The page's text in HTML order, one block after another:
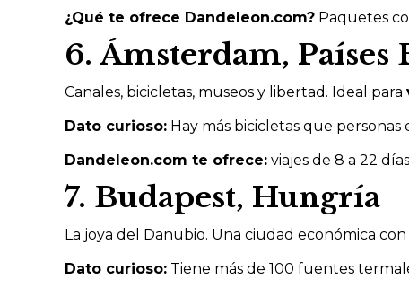
¿Qué te ofrece Dandeleon.com? Paquetes
6. Ámsterdam, Países
Canales, bicicletas, museos y libertad. Ideal para
Dato curioso: Hay más bicicletas que personas
Dandeleon.com te ofrece: viajes de 8 a 22
7. Budapest, Hungría
La joya del Danubio. Una ciudad económica
Dato curioso: Tiene más de 100 fuentes